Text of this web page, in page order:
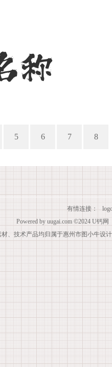
5 6 7 8
有情连接：
Powered by uugai.com ©2024 U钙网
、技术产品均归属于惠州市图小牛设